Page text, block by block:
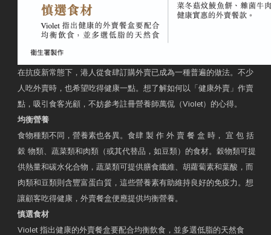
在抗疫新常態下，港人從食肆訂購外賣已成為一種普遍的做法。不少
人吃外賣時，也希望吃得健康一點。想了解如何以「健康外賣」作賣
點，吸引食客光顧，不妨參考註冊營養師萬侃（Violet）的心得。
均衡營養
食物種類不同，營養素也各異。食肆 製 作 外 賣 餐 盒 時， 宜 包 括
穀 物類、蔬菜類和肉類（或其代替品，如豆類）的食材。穀物類可提
供熱量和碳水化合物，蔬菜類可提供膳食纖維、胡蘿蔔素和葉酸，而
肉類和豆類則含豐富蛋白質，這些營養素有助維持良好的免疫力。想
讓顧客吃得健康，外賣餐盒便應提供均衡營養。
慎選食材
Violet 指出健康的外賣餐盒要配合均衡飲食，並多選低脂的天然食